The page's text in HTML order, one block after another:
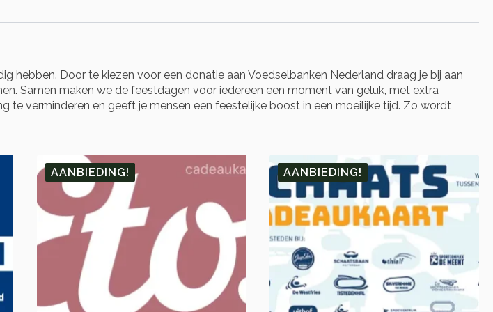
hebben. Door te kiezen voor een donatie aan Voedselbanken Nederland draag je bij aan
Samen maken we de feestdagen voor iedereen een moment van geluk, met extra
te verminderen en geeft je mensen een feestelijke boost in een moeilijke tijd. Zo wordt
AANBIEDING! AANBIEDING!